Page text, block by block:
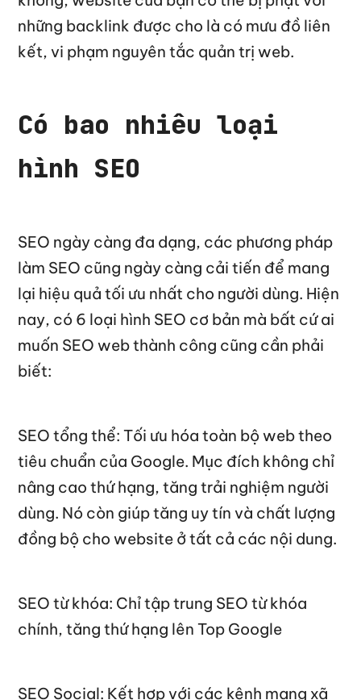
những backlink được cho là có mưu đồ liên
kết, vi phạm nguyên tắc quản trị web.
Có bao nhiêu loại
hình SEO
SEO ngày càng đa dạng, các phương pháp
làm SEO cũng ngày càng cải tiến để mang
lại hiệu quả tối ưu nhất cho người dùng. Hiện
nay, có 6 loại hình SEO cơ bản mà bất cứ ai
muốn SEO web thành công cũng cần phải
biết:
SEO tổng thể: Tối ưu hóa toàn bộ web theo
tiêu chuẩn của Google. Mục đích không chỉ
nâng cao thứ hạng, tăng trải nghiệm người
dùng. Nó còn giúp tăng uy tín và chất lượng
đồng bộ cho website ở tất cả các nội dung.
SEO từ khóa: Chỉ tập trung SEO từ khóa
chính, tăng thứ hạng lên Top Google
SEO Social: Kết hợp với các kênh mạng xã